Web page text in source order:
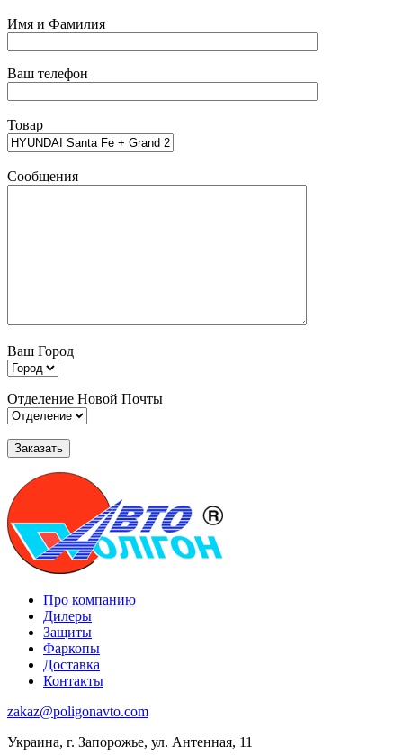
Имя и Фамилия
Ваш телефон
Товар
Сообщения
Ваш Город
Отделение Новой Почты
Про компанию
Дилеры
Защиты
Фаркопы
Доставка
Контакты
zakaz@poligonavto.com
Украина, г. Запорожье, ул. Антенная, 11